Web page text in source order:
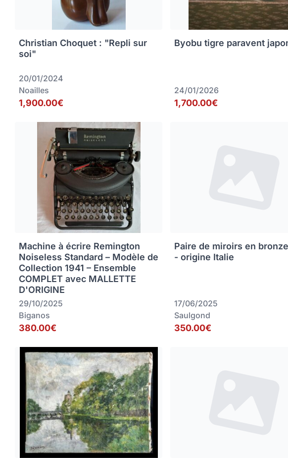
Christian Choquet : "Repli sur
soi"
20/01/2024
Noailles
1,900.00€
Byobu tigre paravent
24/01/2026
1,700.00€
Machine à écrire Remington
Noiseless Standard – Modèle de
Collection 1941 – Ensemble
COMPLET avec MALLETTE
D'ORIGINE
29/10/2025
Biganos
380.00€
Paire de miroirs en
- origine Italie
17/06/2025
Saulgond
350.00€